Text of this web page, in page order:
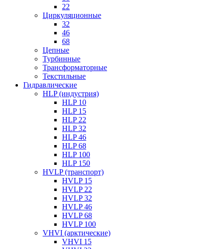
22
Циркуляционные
32
46
68
Цепные
Турбинные
Трансформаторные
Текстильные
Гидравлические
HLP (индустрия)
HLP 10
HLP 15
HLP 22
HLP 32
HLP 46
HLP 68
HLP 100
HLP 150
HVLP (транспорт)
HVLP 15
HVLP 22
HVLP 32
HVLP 46
HVLP 68
HVLP 100
VHVI (арктические)
VHVI 15